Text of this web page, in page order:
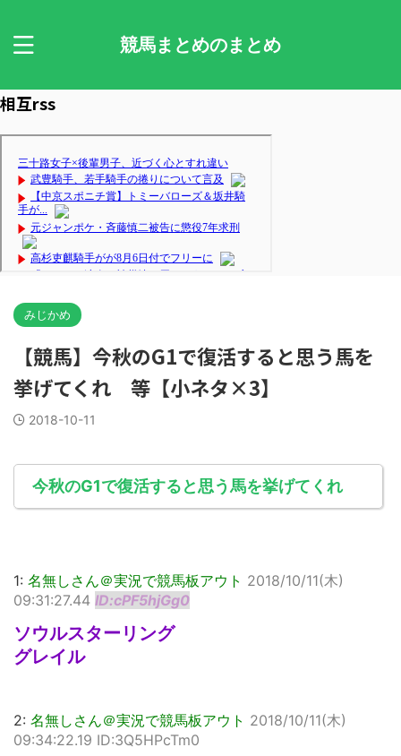
競馬まとめのまとめ
相互rss
みじかめ
【競馬】今秋のG1で復活すると思う馬を
挙げてくれ 等【小ネタ×3】
2018-10-11
今秋のG1で復活すると思う馬を挙げてくれ
1: 名無しさん＠実況で競馬板アウト 2018/10/11(木)
09:31:27.44 ID:cPF5hjGg0
ソウルスターリング
グレイル
2: 名無しさん＠実況で競馬板アウト 2018/10/11(木)
09:34:22.19 ID:3Q5HPcTm0